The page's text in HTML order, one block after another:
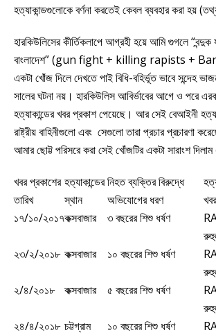
হত্যাকান্ডগুলোকে বর্ণনা করতেই কেবল ব্যবহার করা হয়
হারকিউলিসের কীর্তিকলাপে আগ্রহী হয়ে আমি গুগলে
বাংলাদেশ” (gun fight + killing rapists +
একটা খোঁজ দিলে দেখতে পাই বিধি-বহির্ভূত ভাবে সন্দেহ
সালের ঘটনা নয়। হারকিউলিস আবির্ভাবের আগে ও পরে
হত্যাকান্ডের খবর প্রকাশ পেয়েছে। আর সেই বেআইনী
রাষ্ট্রীয় বাহিনীগুলো এবং সেগুলো তারা প্রচার প্রচারণা
আমার ছোট্ট পরিসরে করা সেই খোঁজটির একটা সারাংশ
খবর প্রকাশের
তারিখ
হত্যাকান্ডের
স্থান
নিহত ব্যক্তির বিরুদ্ধে
অভিযোগের ধরণ
১৭/১০/২০১৭কক্সবাজার ৩ বছরের শিশু ধর্ষণ
২৩/২/২০১৮ কক্সবাজার ১০ বছরের শিশু ধর্ষণ
২/৪/২০১৮
কক্সবাজার ৫ বছরের শিশু ধর্ষণ
২৪/৪/২০১৮ চট্টগ্রাম ১০ বছরের শিশু ধর্ষণ